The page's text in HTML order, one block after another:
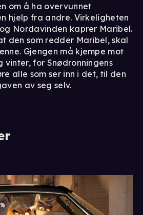
om å ha overvunnet
hjelp fra andre. Virkeligheten
Nordavinden kaprer Maribel.
den som redder Maribel, skal
Gjengen må kjempe mot
vinter, for Snødronningens
alle som ser inn i det, til den
av seg selv.